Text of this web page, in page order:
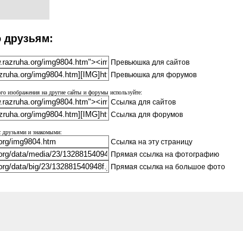
друзьям:
Превьюшка для сайтов
Превьюшка для форумов
изображения на другие сайты и форумы используйте:
Ссылка для сайтов
Ссылка для форумов
друзьями и знакомыми:
Ссылка на эту страницу
Прямая ссылка на фотографию
Прямая ссылка на большое фото